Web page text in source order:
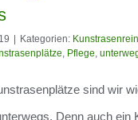
Kategorien:
, Pflege,
sind wir
Denn auch ein